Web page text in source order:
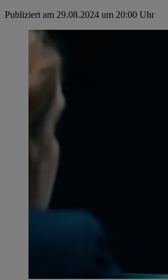
Publiziert am 29.08.2024 um 20:00 Uhr